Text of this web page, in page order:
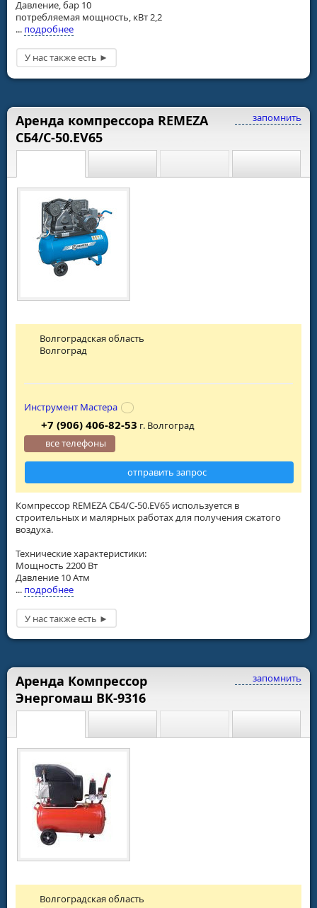
Давление, бар 10
потребляемая мощность, кВт 2,2
... подробнее
запомнить
Аренда компрессора REMEZA
CБ4/C-50.EV65
Компрессор REMEZA CБ4/C-50.EV65 используется в
строительных и малярных работах для получения сжатого
воздуха.
Технические характеристики:
Мощность 2200 Вт
Давление 10 Атм
... подробнее
Волгоградская область
Волгоград
Инструмент Мастера
+7 (906) 406-82-53 г. Волгоград
все телефоны
отправить запрос
запомнить
Аренда Компрессор
Энергомаш ВК-9316
Волгоградская область